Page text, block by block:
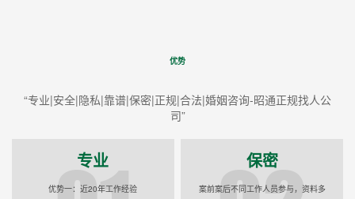
优势
“专业|安全|隐私|靠谱|保密|正规|合法|婚姻咨询-昭通正规找人公
司”
专业
优势一：近20年工作经验
保密
案前案后不同工作人员参与，资料多